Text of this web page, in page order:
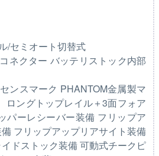
/セミオート切替式
ネクター バッテリストック内部
ンスマーク PHANTOM金属製マ
ロングトップレイル＋3面フォア
パーレシーバー装備 フリップア
フリップアップリアサイト装備
ドストック装備 可動式チークピ